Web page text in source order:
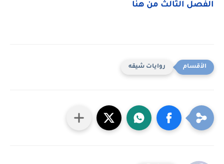
الفصل الثالث من هنا
روايات شيقه